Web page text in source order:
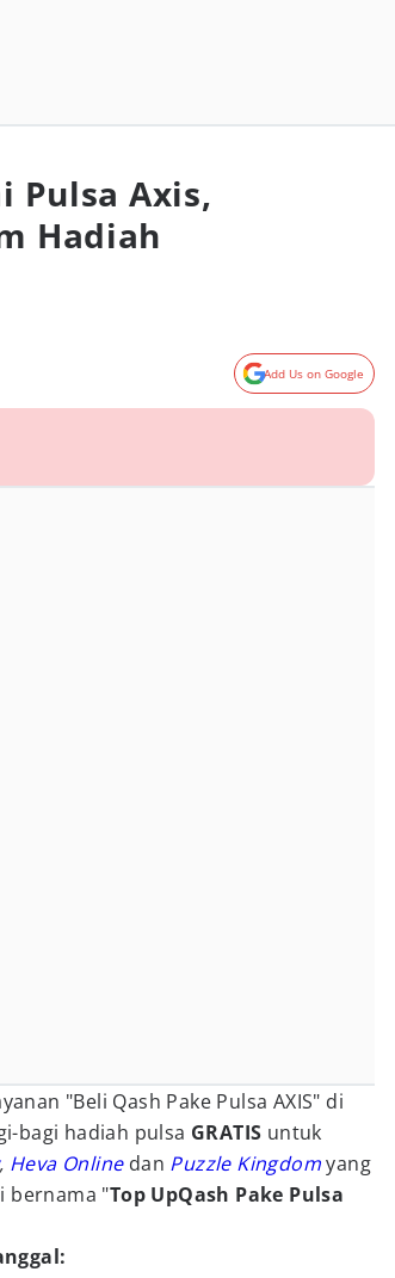
Pulsa Axis,
Hadiah
Add Us on Google
"Beli Qash Pake Pulsa AXIS" di
bagi hadiah pulsa GRATIS untuk
, Heva Onlinedan Puzzle Kingdomyang
bernama "Top UpQash Pake Pulsa